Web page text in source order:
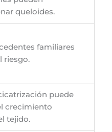
queloides.
familiares
riesgo.
puede
crecimiento
tejido.